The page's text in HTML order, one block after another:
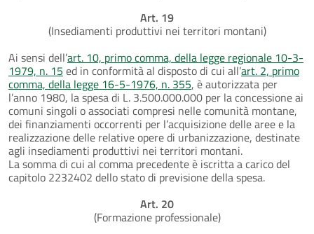
Art. 19
(Insediamenti produttivi nei territori montani)
Ai sensi dell’art. 10, primo comma, della legge regionale 10-3-
1979, n. 15 ed in conformità al disposto di cui all’art. 2, primo
comma, della legge 16-5-1976, n. 355, è autorizzata per
l’anno 1980, la spesa di L. 3.500.000.000 per la concessione ai
comuni singoli o associati compresi nelle comunità montane,
dei finanziamenti occorrenti per l’acquisizione delle aree e la
realizzazione delle relative opere di urbanizzazione, destinate
agli insediamenti produttivi nei territori montani.
La somma di cui al comma precedente è iscritta a carico del
capitolo 2232402 dello stato di previsione della spesa.
Art. 20
(Formazione professionale)